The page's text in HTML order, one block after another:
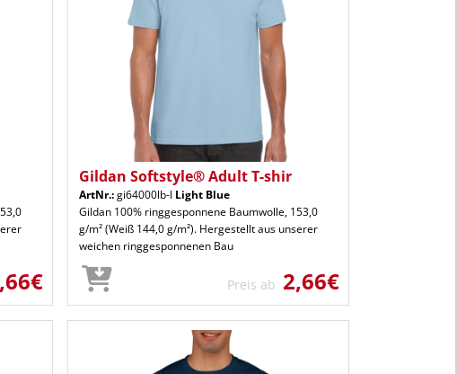
Gildan Softstyle® Adult T-shir
ArtNr.:gi64000lb-l Light Blue
Gildan 100% ringgesponnene Baumwolle, 153,0
g/m² (Weiß 144,0 g/m²). Hergestellt aus unserer
weichen ringgesponnenen Bau
Preis ab 2,66€